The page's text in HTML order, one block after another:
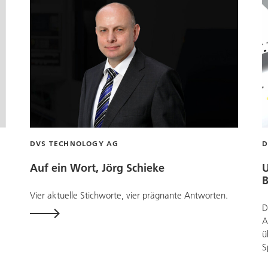
DVS TECHNOLOGY AG
Auf ein Wort, Jörg Schieke
Vier aktuelle Stichworte, vier prägnante Antworten.